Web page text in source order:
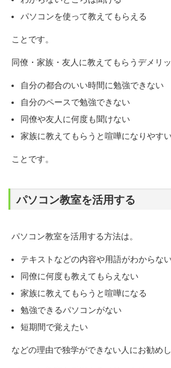
パソコンを使って教えてもらえる
ことです。
同僚・家族・友人に教えてもらうデメリッ
自分の都合のいい時間に勉強できない
自分のペースで勉強できない
同僚や友人に何度も聞けない
家族に教えてもらうと喧嘩になりやす
ことです。
パソコン教室を活用する
パソコン教室を活用する方法は。
テキストなどの内容や用語がわからない
同僚に何度も教えてもらえない
家族に教えてもらうと喧嘩になる
勉強できるパソコンがない
短期間で覚えたい
などの理由で独学ができない人にお勧めし